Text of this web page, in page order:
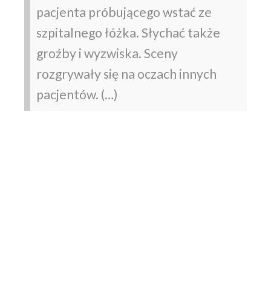
pacjenta próbującego wstać ze
szpitalnego łóżka. Słychać także
groźby i wyzwiska. Sceny
rozgrywały się na oczach innych
pacjentów. (…)